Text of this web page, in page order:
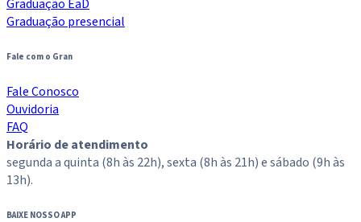
Graduação EaD
Graduação presencial
Fale com o Gran
Fale Conosco
Ouvidoria
FAQ
Horário de atendimento
segunda a quinta (8h às 22h), sexta (8h às 21h) e sábado (9h às
13h).
BAIXE NOSSO APP